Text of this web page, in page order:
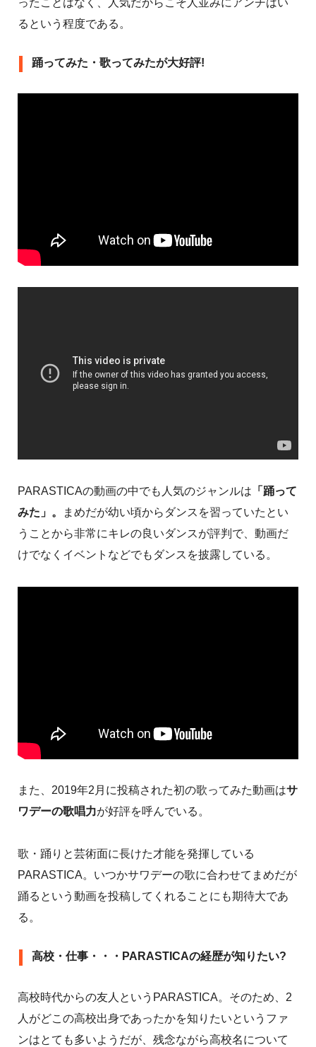
ったことはなく、人気だからこそ人並みにアンチはい
るという程度である。
踊ってみた・歌ってみたが大好評!
PARASTICAの動画の中でも人気のジャンルは 「踊って
みた」。
まめだが幼い頃からダンスを習っていたとい
うことから非常にキレの良いダンスが評判で、動画だ
けでなくイベントなどでもダンスを披露している。
また、2019年2月に投稿された初の歌ってみた動画はサ
ワデーの歌唱力が好評を呼んでいる。
歌・踊りと芸術面に長けた才能を発揮している
PARASTICA。いつかサワデーの歌に合わせてまめだが
踊るという動画を投稿してくれることにも期待大であ
る。
高校・仕事・・・PARASTICAの経歴が知りたい?
高校時代からの友人というPARASTICA。そのため、2
人がどこの高校出身であったかを知りたいというファ
ンはとても多いようだが、残念ながら高校名について